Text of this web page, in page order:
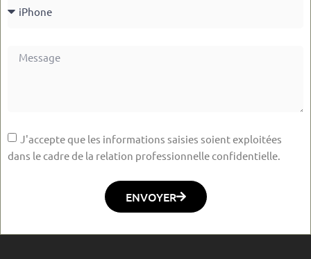
J'accepte que les informations saisies soient exploitées
dans le cadre de la relation professionnelle confidentielle.
ENVOYER